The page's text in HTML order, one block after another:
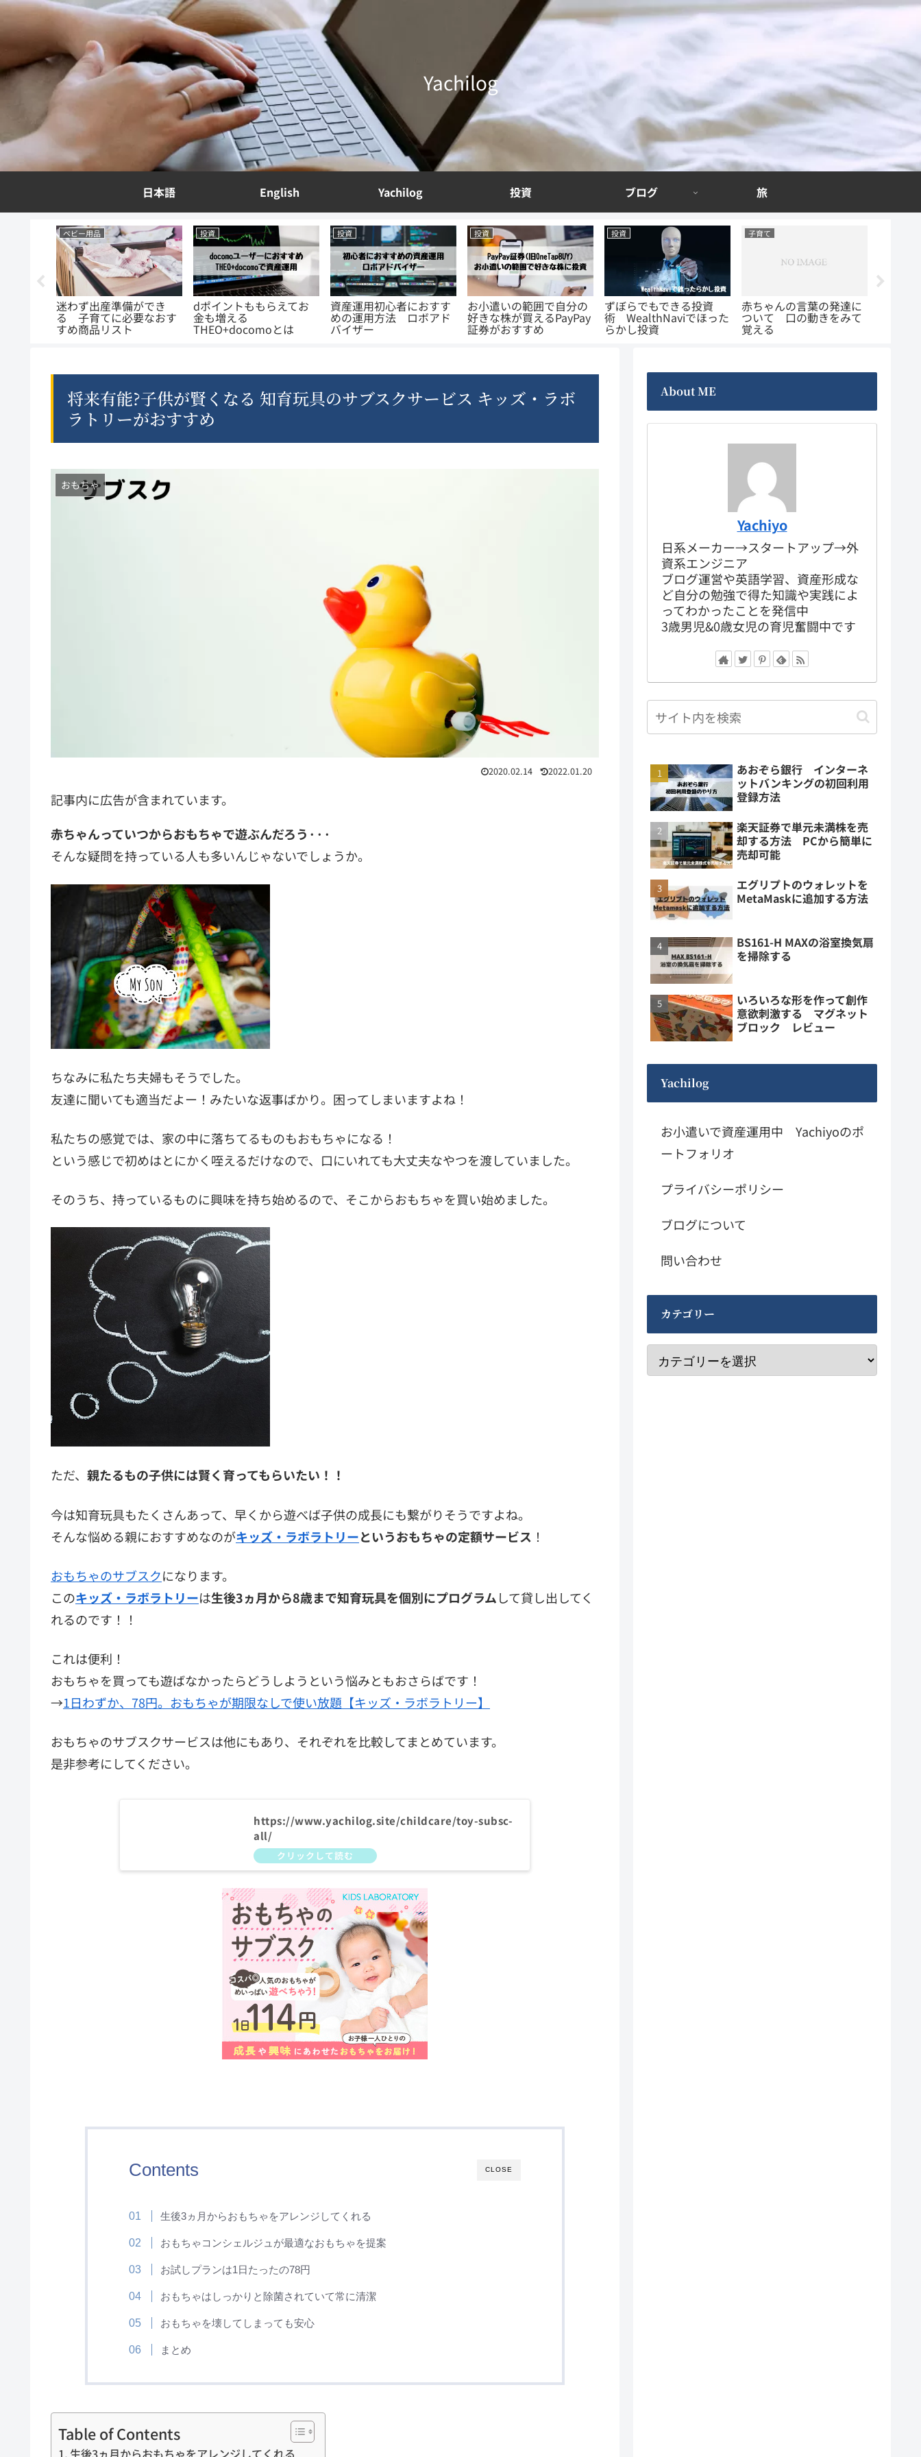
Yachilog
日本語 English Yachilog 投資 ブログ 旅
投資
dポイントももらえてお
金も増える
THEO+docomoとは
投資
資産運用初心者におすす
めの運用方法 ロボアド
バイザー
投資
お小遣いの範囲で自分の
好きな株が買えるPayPay
証券がおすすめ
投資
ずぼらでもできる投資
術 WealthNaviでほった
らかし投資
子育て
赤ちゃんの言葉の発達に
ついて 口の動きをみて
覚える
ブログ
特別なスキルは一切いら
ない 副業はブログがは
じめやすい
将来有能?子供が賢くなる 知育玩具のサブスクサービス キッズ・ラボ
ラトリーがおすすめ
おもちゃ
2020.02.14 2022.01.20
記事内に広告が含まれています。
赤ちゃんっていつからおもちゃで遊ぶんだろう···
そんな疑問を持っている人も多いんじゃないでしょうか。
ちなみに私たち夫婦もそうでした。
友達に聞いても適当だよー！みたいな返事ばかり。困ってしまいますよね！
私たちの感覚では、家の中に落ちてるものもおもちゃになる！
という感じで初めはとにかく咥えるだけなので、口にいれても大丈夫なやつを渡していました。
そのうち、持っているものに興味を持ち始めるので、そこからおもちゃを買い始めました。
ただ、 親たるもの子供には賢く育ってもらいたい！！
今は知育玩具もたくさんあって、早くから遊べば子供の成長にも繋がりそうですよね。
そんな悩める親におすすめなのがキッズ・ラボラトリーというおもちゃの定額サービス ！
おもちゃのサブスクになります。
このキッズ・ラボラトリーは生後3ヵ月から8歳まで知育玩具を個別にプログラムして貸し出してく
れるのです！！
これは便利！
おもちゃを買っても遊ばなかったらどうしようという悩みともおさらばです！
→1日わずか、78円。おもちゃが期限なしで使い放題【キッズ・ラボラトリー】
おもちゃのサブスクサービスは他にもあり、それぞれを比較してまとめています。
是非参考にしてください。
https://www.yachilog.site/childcare/toy-subsc-
all/
CLOSE
Contents
生後3ヵ月からおもちゃをアレンジしてくれる
おもちゃコンシェルジュが最適なおもちゃを提案
お試しプランは1日たったの78円
おもちゃはしっかりと除菌されていて常に清潔
おもちゃを壊してしまっても安心
まとめ
Table of Contents
生後3ヵ月からおもちゃをアレンジしてくれる
About ME
Yachiyo
日系メーカー→スタートアップ→外
資系エンジニア
ブログ運営や英語学習、資産形成な
ど自分の勉強で得た知識や実践によ
ってわかったことを発信中
3歳男児&0歳女児の育児奮闘中です
あおぞら銀行 インターネ
ットバンキングの初回利用
登録方法
楽天証券で単元未満株を売
却する方法 PCから簡単に
売却可能
エグリプトのウォレットを
MetaMaskに追加する方法
BS161-H MAXの浴室換気扇
を掃除する
いろいろな形を作って創作
意欲刺激する マグネット
ブロック レビュー
Yachilog
お小遣いで資産運用中 Yachiyoのポ
ートフォリオ
プライバシーポリシー
ブログについて
問い合わせ
カテゴリー